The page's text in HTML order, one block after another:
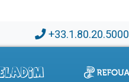
+33.1.80.20.5000